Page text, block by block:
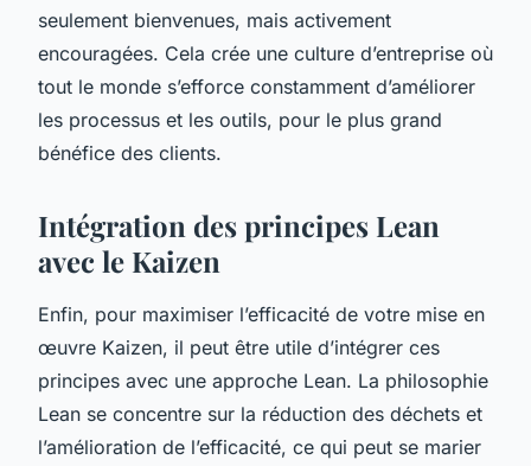
seulement bienvenues, mais activement
encouragées. Cela crée une culture d’entreprise où
tout le monde s’efforce constamment d’améliorer
les processus et les outils, pour le plus grand
bénéfice des clients.
Intégration des principes Lean
avec le Kaizen
Enfin, pour maximiser l’efficacité de votre mise en
œuvre Kaizen, il peut être utile d’intégrer ces
principes avec une approche Lean. La philosophie
Lean se concentre sur la réduction des déchets et
l’amélioration de l’efficacité, ce qui peut se marier